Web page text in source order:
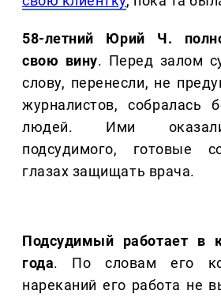
58-летний Юрий Ч.
свою вину. Перед залом
слову, перенесли, не
журналистов, собралась
людей. Ими
подсудимого, готовые
глазах защищать врача.
Подсудимый работает в
года. По словам его
нареканий его работа не